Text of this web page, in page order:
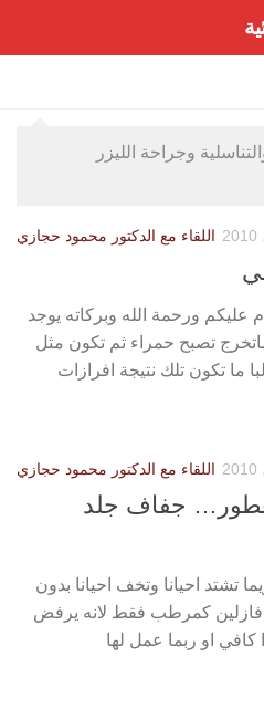
وجراحة الليزر
اللقاء مع الدكتور محمود حجازي
عليكم ورحمة الله وبركاته يوجد
تصبح حمراء ثم تكون مثل
ما تكون تلك نتيجة افرازات
اللقاء مع الدكتور محمود حجازي
جفاف جلد
تشتد احيانا وتخف احيانا بدون
فازلين كمرطب فقط لانه يرفض
كافي او ربما عمل لها